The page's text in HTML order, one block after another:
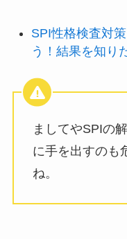
SPI性格検査対
う！結果を知り
ましてやSPIの
に手を出すのも
ね。